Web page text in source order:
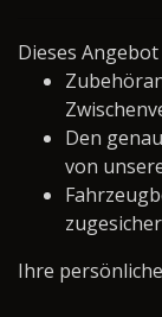
Dieses
Den
von
Ihre